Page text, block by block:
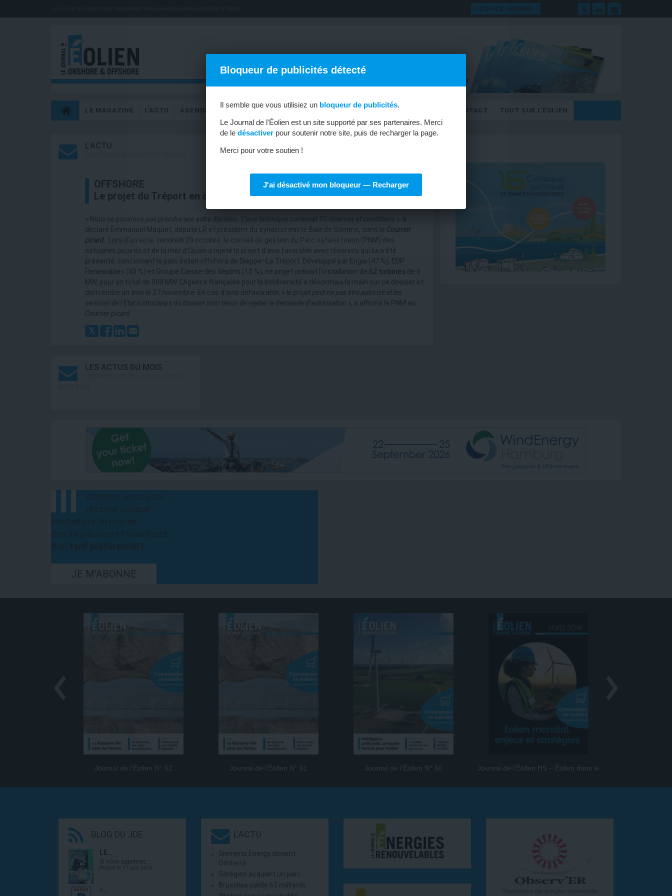
ESPACE ABONNÉ
LE MAGAZINE L’ACTU AGENDA OFFRES D’EMPLOI MÉTIERS & FORMATIONS CONTACT TOUT SUR L’ÉOLIEN
L’ACTU
OFFSHORE
Le projet du Tréport en danger
« Nous ne pouvions pas prendre une autre décision. L’avis technique contenait 95 réserves et conditions »
déclaré Emmanuel Maquet, député LR et président du syndicat mixte Baie de Somme, dans le Courrier
picard . Lors d’un vote, vendredi 20 octobre, le conseil de gestion du Parc naturel marin (PNM) des
estuaires picards et de la mer d’Opale a rejeté le projet d’avis favorable avec réserves qui lui a été
présenté, concernant le parc éolien offshore de Dieppe–Le Tréport. Développé par Engie (47 %), EDP
Renewables (43 %) et Groupe Caisse des dépôts (10 %), ce projet prévoit l’installation de 62 turbines de 8
MW, pour un total de 500 MW. L’Agence française pour la biodiversité a désormais la main sur ce dossier et
doit rendre un avis le 27 novembre. En cas d’avis défavorable,
« le projet peut ne pas être autorisé et les
services de l’État instructeurs du dossier sont tenus de rejeter la demande d’autorisation » , a affirmé le PNM au
Courrier picard
LES ACTUS DU MOIS
JE M'ABONNE
Journal de l’Éolien N° 62 Journal de l’Éolien N° 61 Journal de l’Éolien N° 60
Journal de l’Éolien HS – Éolien dans le
BLOG DU JDE
LE…
Si vous appréciez…
Publié le 11 juin 2026
«…
L'ACTU
Siemens Energy devient
Omterra
Sorégies acquiert un parc…
Bruxelles valide 63 milliards…
Bloqueur de publicités détecté
Il semble que vous utilisiez un bloqueur de publicités.
Le Journal de l'Éolien est un site supporté par ses partenaires. Merci
de le désactiver pour soutenir notre site, puis de recharger la page.
Merci pour votre soutien !
J'ai désactivé mon bloqueur — Recharger